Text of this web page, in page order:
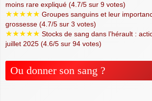
moins rare expliqué (4.7/5 sur 9 votes)
★★★★★ Groupes sanguins et leur
grossesse (4.7/5 sur 3 votes)
★★★★★ Stocks de sang dans l’hérault :
juillet 2025 (4.6/5 sur 94 votes)
Ou donner son sang ?